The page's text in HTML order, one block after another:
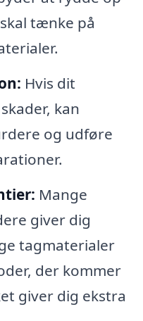
tænke på
Hvis dit
kan
og udføre
Mange
giver dig
tagmaterialer
der kommer
giver dig ekstra